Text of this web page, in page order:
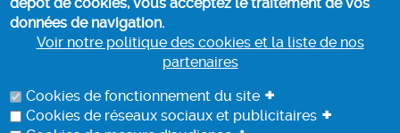
données de navigation.
Voir notre politique des cookies et la liste de nos
partenaires
Cookies de fonctionnement du site +
Cookies de réseaux sociaux et publicitaires +
INFOS PRATIQUES